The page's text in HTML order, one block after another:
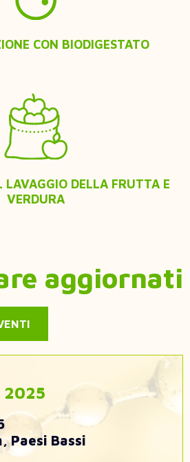
CON BIODIGESTATO
LAVAGGIO DELLA FRUTTA E
VERDURA
aggiornati
2025
Paesi Bassi